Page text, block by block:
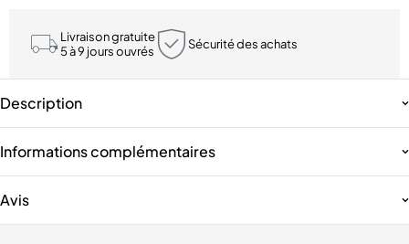
Livraison gratuite
5 à 9 jours ouvrés
Sécurité des achats
Description
Informations complémentaires
Avis